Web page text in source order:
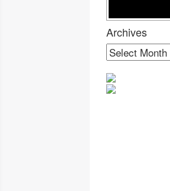
Archives
Archives